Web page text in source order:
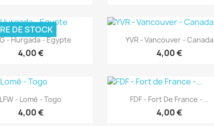
Aperçu rapide
- Hurgada - Egypte
4,00 €
DE STOCK
Aperçu rapide
YVR - Vancouver - Canada
4,00 €
Aperçu rapide
LFW - Lomé - Togo
4,00 €
Aperçu rapide
FDF - Fort De France -...
4,00 €